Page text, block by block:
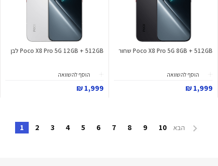
Poco X8 Pro 5G 8GB + 512GB שחור
הוסף להשוואה
1,999 ₪
Poco X8 Pro 5G 12GB + 512GB לבן
הוסף להשוואה
1,999 ₪
הבא 10
9
8
7
6
5
4
3
2
1